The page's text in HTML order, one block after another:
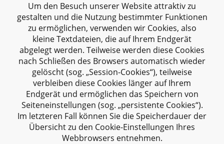
Um den Besuch unserer Website attraktiv zu
gestalten und die Nutzung bestimmter Funktionen
zu ermöglichen, verwenden wir Cookies, also
kleine Textdateien, die auf Ihrem Endgerät
abgelegt werden. Teilweise werden diese Cookies
nach Schließen des Browsers automatisch wieder
gelöscht (sog. „Session-Cookies“), teilweise
verbleiben diese Cookies länger auf Ihrem
Endgerät und ermöglichen das Speichern von
Seiteneinstellungen (sog. „persistente Cookies“).
Im letzteren Fall können Sie die Speicherdauer der
Übersicht zu den Cookie-Einstellungen Ihres
Webbrowsers entnehmen.